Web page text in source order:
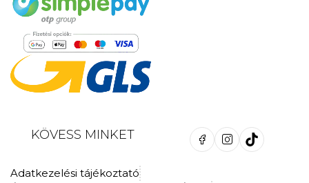
KÖVESS MINKET
Adatkezelési tájékoztató